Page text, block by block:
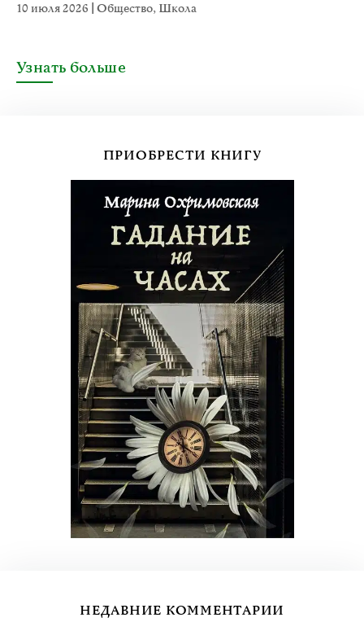
10 июля 2026 Общество, Школа
Узнать больше
ПРИОБРЕСТИ КНИГУ
НЕДАВНИЕ КОММЕНТАРИИ